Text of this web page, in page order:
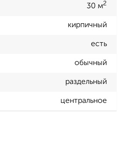
30 м2
кирпичный
есть
обычный
раздельный
центральное